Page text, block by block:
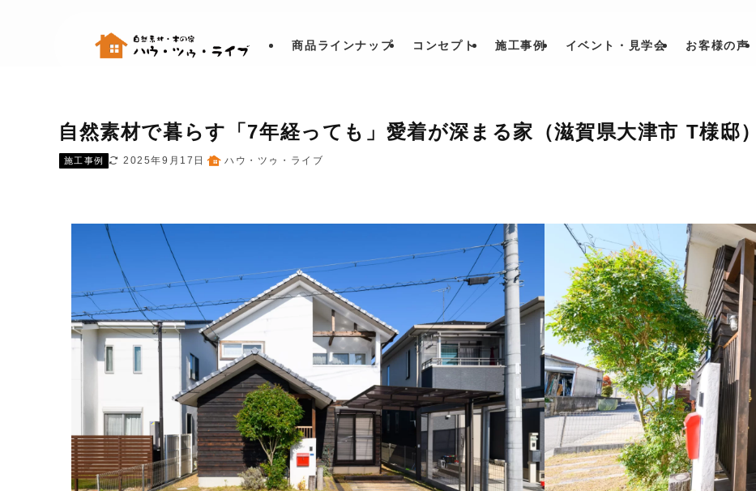
商品ラインナップ コンセプト 施工事例 イベント・見学会 お客様の声
自然素材で暮らす「7年経っても」愛着が深まる家（滋賀県大津市 T様邸）
施工事例 2025年9月17日 ハウ・ツゥ・ライブ